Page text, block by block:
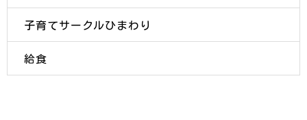
子育てサークルひまわり
給食